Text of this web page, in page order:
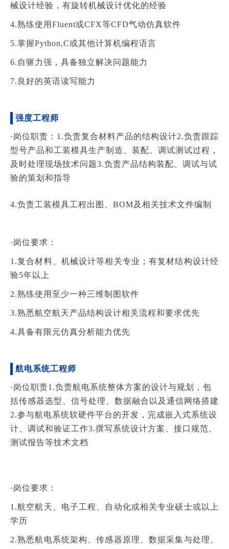
械设计经验，有旋转机械设计优化的经验
4.熟练使用Fluent或CFX等CFD气动仿真软件
5.掌握Python,C或其他计算机编程语言
6.自驱力强，具备独立解决问题能力
7.良好的英语读写能力
强度工程师
·岗位职责： 1.负责复合材料产品的结构设计2.负责跟踪
型号产品和工装模具生产制造、装配、调试测试过程，
及时处理现场技术问题3.负责产品结构装配、调试与试
验的策划和指导
4.负责工装模具工程出图、BOM及相关技术文件编制
·岗位要求：
1.复合材料、机械设计等相关专业；有复材结构设计经
验5年以上
2.熟练使用至少一种三维制图软件
3.熟悉航空航天产品结构设计相关流程和要求优先
4.具备有限元仿真分析能力优先
航电系统工程师
·岗位职责1.负责航电系统整体方案的设计与规划，包
括传感器选型、信号处理、数据融合以及通信网络搭建
2.参与航电系统软硬件平台的开发，完成嵌入式系统设
计、调试和验证工作3.撰写系统设计方案、接口规范、
测试报告等技术文档
·岗位要求：
1.航空航天、电子工程、自动化或相关专业硕士或以上
学历
2.熟悉航电系统架构、传感器原理、数据采集与处理、